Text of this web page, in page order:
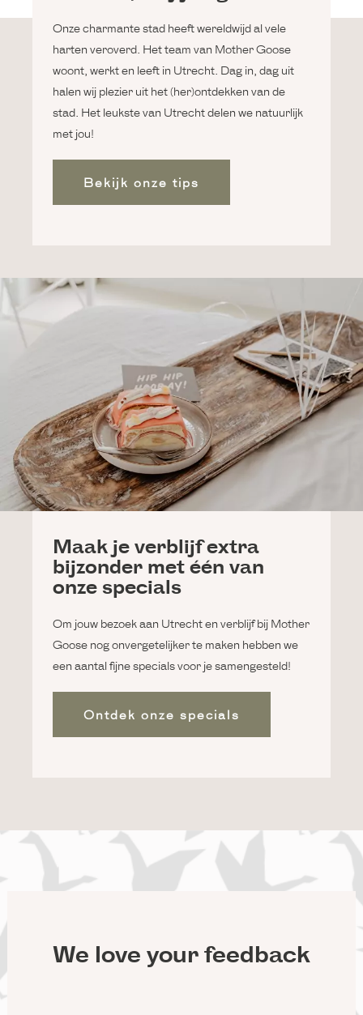
Onze charmante stad heeft wereldwijd al vele
harten veroverd. Het team van Mother Goose
woont, werkt en leeft in Utrecht. Dag in, dag uit
halen wij plezier uit het (her)ontdekken van de
stad. Het leukste van Utrecht delen we natuurlijk
met jou!
Bekijk onze tips
Maak je verblijf extra
bijzonder met één van
onze specials
Om jouw bezoek aan Utrecht en verblijf bij Mother
Goose nog onvergetelijker te maken hebben we
een aantal fijne specials voor je samengesteld!
Ontdek onze specials
We love your feedback